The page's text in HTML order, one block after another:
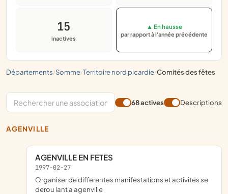
départements/ somme/ territoire nord picardie/ comités des fêtes
15
inactives
▲ En hausse
par rapport à l'année précédente
68 actives Descriptions
AGENVILLE
AGENVILLE EN FETES
1997-02-27
organiser de differentes manifestations et activites se
derou lant a agenville